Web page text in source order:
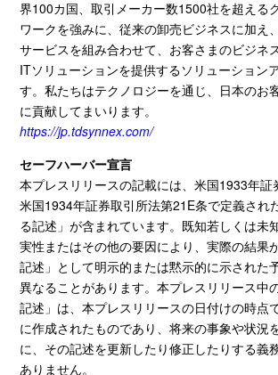
界100カ国、取引メーカー数1500社を超える
ワークを強みに、従来の卸売ビジネスに加え
サービスを組み合わせて、お客さまのビジネ
ITソリューションを提供するソリューション
す。私たちはテクノロジーを通じ、日本のお
に貢献してまいります。
https://jp.tdsynnex.com/
セーフハーバー宣言
本プレスリリースの記載には、米国1933年証
米国1934年証券取引所法第21E条で定義され
る記述」が含まれています。既知若しくは未
実性またはその他の要因により、実際の結果
記述」として明示的または黙示的に示された
異なることがあります。本プレスリリース中
記述」は、本プレスリリースの日付けの時点
に作成されたものであり、将来の事象や状況
に、その記述を更新したり修正したりする義
ありません。